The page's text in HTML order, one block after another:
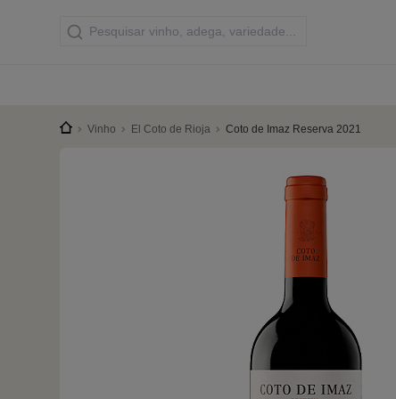
Vinho El Coto de Rioja Coto de Imaz Reserva 2021